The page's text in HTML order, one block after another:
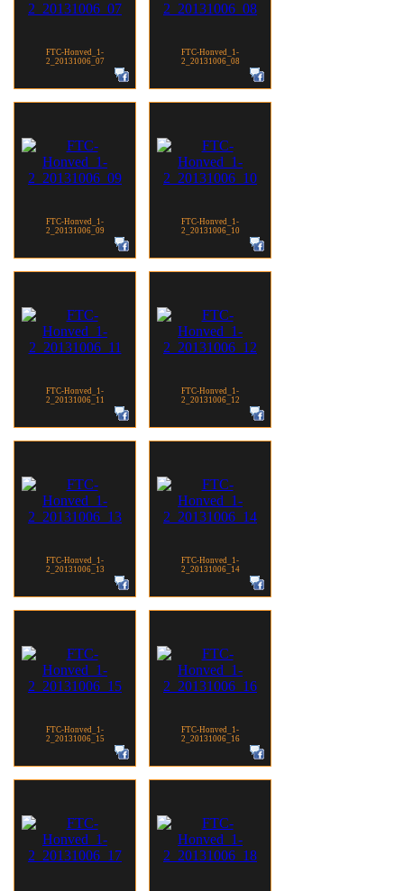
FTC-Honved_1-
2_20131006_07
FTC-Honved_1-
2_20131006_08
FTC-Honved_1-
2_20131006_09
FTC-Honved_1-
2_20131006_10
FTC-Honved_1-
2_20131006_11
FTC-Honved_1-
2_20131006_12
FTC-Honved_1-
2_20131006_13
FTC-Honved_1-
2_20131006_14
FTC-Honved_1-
2_20131006_15
FTC-Honved_1-
2_20131006_16